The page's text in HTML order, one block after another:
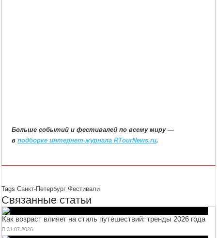
Больше событий и фестивалей по всему миру —
вподборке интернет-журнала RTourNews.ru.
TagsСанкт-Петербург Фестивали
Связанные статьи
Как возраст влияет на стиль путешествий: тренды 2026 года
31.07.2026